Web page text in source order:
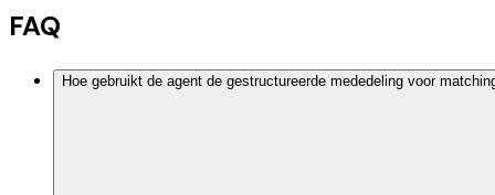
FAQ
Hoe gebruikt de agent de gestructureerde mededeling voor